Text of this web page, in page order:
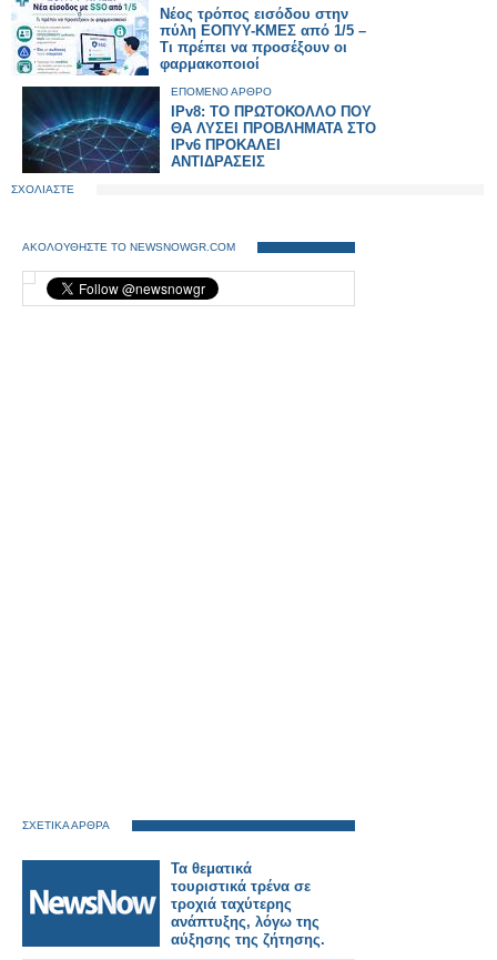
Νέος τρόπος εισόδου στην
πύλη ΕΟΠΥΥ-ΚΜΕΣ από 1/5 –
Τι πρέπει να προσέξουν οι
φαρμακοποιοί
ΕΠΟΜΕΝΟ ΑΡΘΡΟ
IPv8: ΤΟ ΠΡΩΤΟΚΟΛΛΟ ΠΟΥ
ΘΑ ΛΥΣΕΙ ΠΡΟΒΛΗΜΑΤΑ ΣΤΟ
IPv6 ΠΡΟΚΑΛΕΙ
ΑΝΤΙΔΡΑΣΕΙΣ
ΣΧΟΛΙΑΣΤΕ
ΑΚΟΛΟΥΘΗΣΤΕ ΤΟ NEWSNOWGR.COM
ΣΧΕΤΙΚΑ ΑΡΘΡΑ
Τα θεματικά
τουριστικά τρένα σε
τροχιά ταχύτερης
ανάπτυξης, λόγω της
αύξησης της ζήτησης.